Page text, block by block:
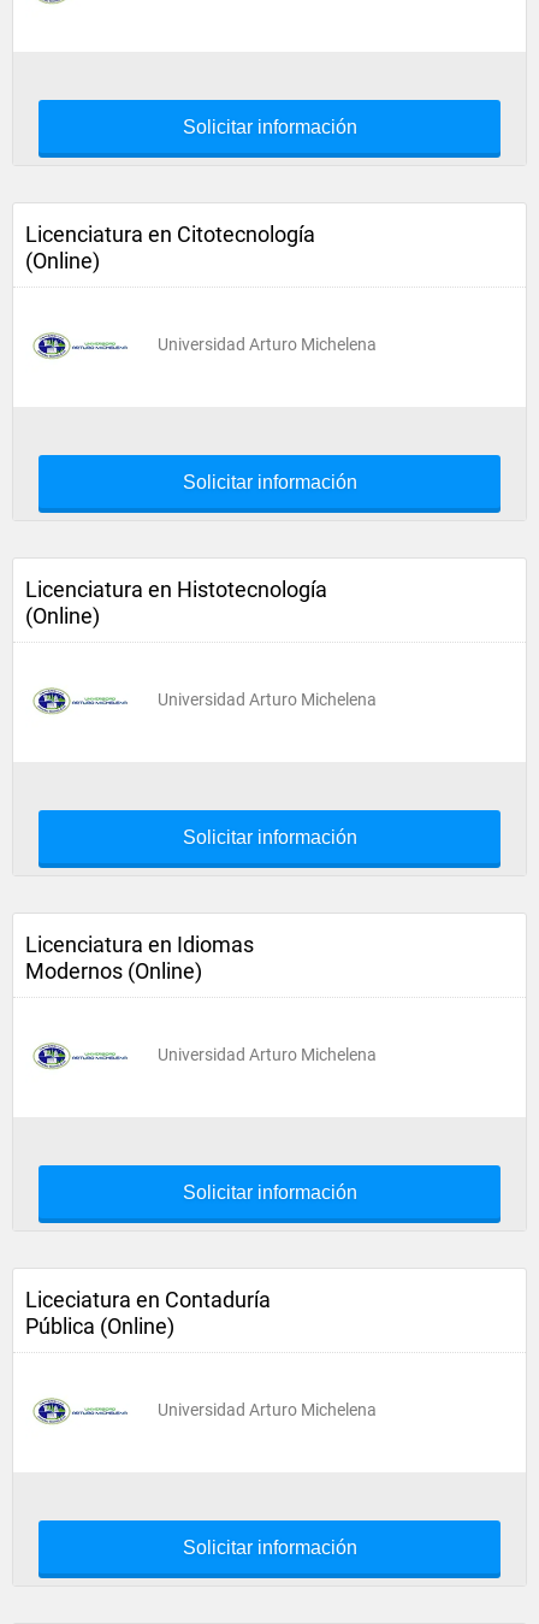
Solicitar información
Licenciatura en Citotecnología
(Online)
Universidad Arturo Michelena
Solicitar información
Licenciatura en Histotecnología
(Online)
Universidad Arturo Michelena
Solicitar información
Licenciatura en Idiomas
Modernos (Online)
Universidad Arturo Michelena
Solicitar información
Liceciatura en Contaduría
Pública (Online)
Universidad Arturo Michelena
Solicitar información